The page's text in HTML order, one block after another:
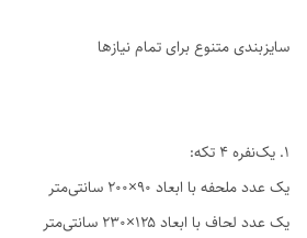
سایزبندی متنوع برای تمام نیازها
1. یک‌نفره ۴ تکه:
یک عدد ملحفه با ابعاد ۹۰×۲۰۰ سانتی‌متر
یک عدد لحاف با ابعاد ۱۲۵×۲۳۰ سانتی‌متر